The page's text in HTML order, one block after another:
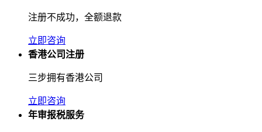
注册不成功，全额退款
立即咨询
香港公司注册
三步拥有香港公司
立即咨询
年审报税服务